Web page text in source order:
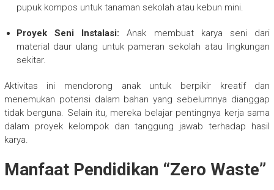
pupuk kompos untuk tanaman sekolah atau kebun mini.
Proyek Seni Instalasi: Anak membuat karya seni dari
material daur ulang untuk pameran sekolah atau lingkungan
sekitar.
Aktivitas ini mendorong anak untuk berpikir kreatif dan
menemukan potensi dalam bahan yang sebelumnya dianggap
tidak berguna. Selain itu, mereka belajar pentingnya kerja sama
dalam proyek kelompok dan tanggung jawab terhadap hasil
karya.
Manfaat Pendidikan “Zero Waste”